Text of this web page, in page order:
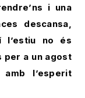
i una
descansa,
l’estiu no és
per a un agost
l’esperit